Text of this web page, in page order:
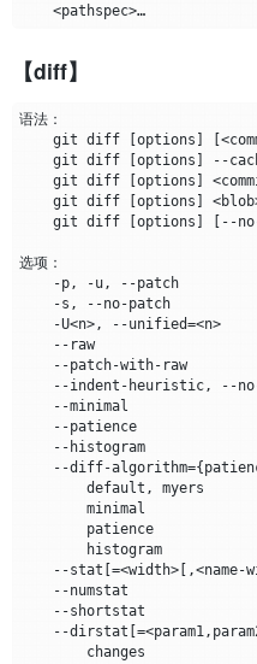
【diff】
    git diff
[options ] [
    git diff
[options ] --
    git diff
[options ]
    git diff
[options ]
    git diff
[options ] [ --
-p, -
-s,
    -U<n>, --unified
=
--
--indent-
--
--
--
    --diff-algorithm
={
    --stat
[=<width>[ ,<name-
--
--
    --dirstat
[=